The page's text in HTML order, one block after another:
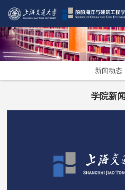
新闻动态
学院新闻